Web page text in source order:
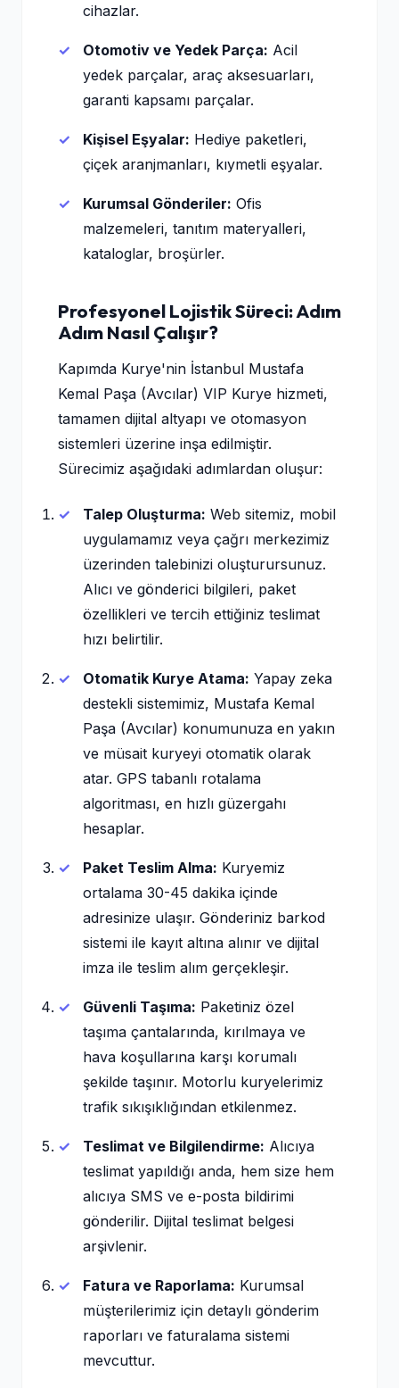
cihazlar.
Otomotiv ve Yedek Parça: Acil
yedek parçalar, araç aksesuarları,
garanti kapsamı parçalar.
Kişisel Eşyalar: Hediye paketleri,
çiçek aranjmanları, kıymetli eşyalar.
Kurumsal Gönderiler: Ofis
malzemeleri, tanıtım materyalleri,
kataloglar, broşürler.
Profesyonel Lojistik Süreci: Adım
Adım Nasıl Çalışır?
Kapımda Kurye'nin İstanbul Mustafa
Kemal Paşa (Avcılar) VIP Kurye hizmeti,
tamamen dijital altyapı ve otomasyon
sistemleri üzerine inşa edilmiştir.
Sürecimiz aşağıdaki adımlardan oluşur:
Talep Oluşturma: Web sitemiz, mobil
uygulamamız veya çağrı merkezimiz
üzerinden talebinizi oluşturursunuz.
Alıcı ve gönderici bilgileri, paket
özellikleri ve tercih ettiğiniz teslimat
hızı belirtilir.
Otomatik Kurye Atama: Yapay zeka
destekli sistemimiz, Mustafa Kemal
Paşa (Avcılar) konumunuza en yakın
ve müsait kuryeyi otomatik olarak
atar. GPS tabanlı rotalama
algoritması, en hızlı güzergahı
hesaplar.
Paket Teslim Alma: Kuryemiz
ortalama 30-45 dakika içinde
adresinize ulaşır. Gönderiniz barkod
sistemi ile kayıt altına alınır ve dijital
imza ile teslim alım gerçekleşir.
Güvenli Taşıma: Paketiniz özel
taşıma çantalarında, kırılmaya ve
hava koşullarına karşı korumalı
şekilde taşınır. Motorlu kuryelerimiz
trafik sıkışıklığından etkilenmez.
Teslimat ve Bilgilendirme: Alıcıya
teslimat yapıldığı anda, hem size hem
alıcıya SMS ve e-posta bildirimi
gönderilir. Dijital teslimat belgesi
arşivlenir.
Fatura ve Raporlama: Kurumsal
müşterilerimiz için detaylı gönderim
raporları ve faturalama sistemi
mevcuttur.